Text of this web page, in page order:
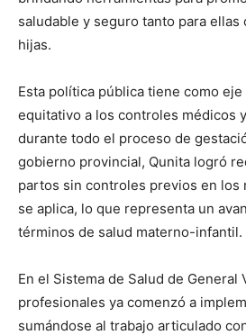
saludable y seguro tanto para ellas
hijas.
Esta política pública tiene como
equitativo a los controles médicos
durante todo el proceso de
gobierno provincial, Qunita logró
partos sin controles previos en los
se aplica, lo que representa un
términos de salud materno-infantil.
En el Sistema de Salud de General
profesionales ya comenzó a
sumándose al trabajo articulado